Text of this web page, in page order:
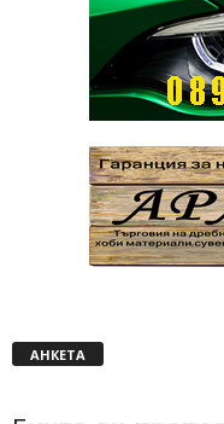
АНКЕТА